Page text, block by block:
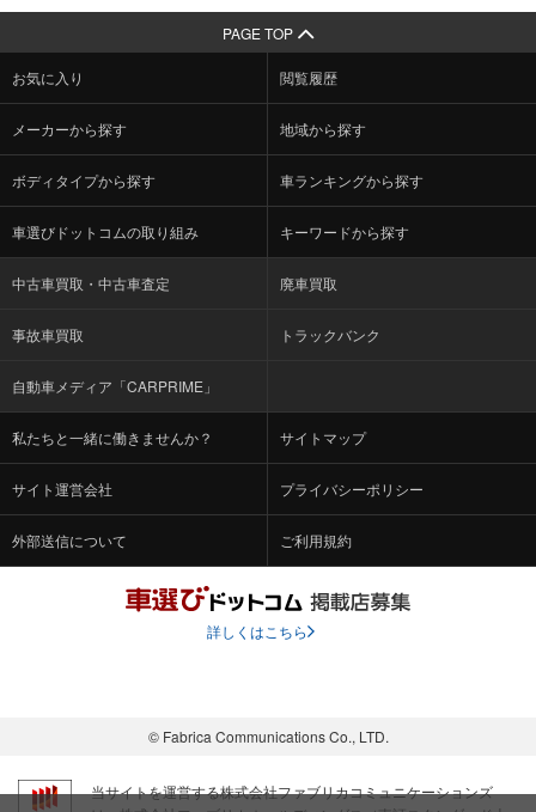
PAGE TOP
お気に入り 閲覧履歴
メーカーから探す 地域から探す
ボディタイプから探す 車ランキングから探す
車選びドットコムの取り組み キーワードから探す
中古車買取・中古車査定 廃車買取
事故車買取 トラックバンク
自動車メディア「CARPRIME」
私たちと一緒に働きませんか？ サイトマップ
サイト運営会社 プライバシーポリシー
外部送信について ご利用規約
詳しくはこちら
© Fabrica Communications Co., LTD.
当サイトを運営する株式会社ファブリカコミュニケーションズ